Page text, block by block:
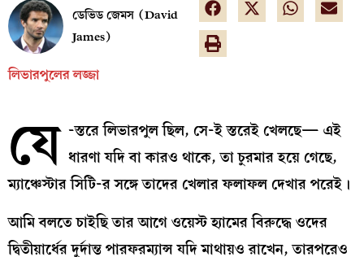
ডেভিড জেমস (David
James)
লিভারপুলের লজ্জা
যে -স্তরে লিভারপুল ছিল, সে-ই স্তরেই খেলছে— এই
ধারণা যদি বা কারও থাকে, তা চুরমার হয়ে গেছে,
ম্যাঞ্চেস্টার সিটি-র সঙ্গে তাদের খেলার ফলাফল দেখার পরেই।
আমি বলতে চাইছি তার আগে ওয়েস্ট হ্যামের বিরুদ্ধে ওদের
দ্বিতীয়ার্ধের দুর্দান্ত পারফরম্যান্স যদি মাথায়ও রাখেন, তারপরেও